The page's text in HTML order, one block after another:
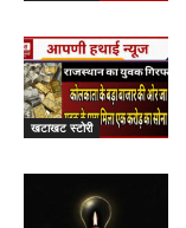
खटाखट स्टोरी